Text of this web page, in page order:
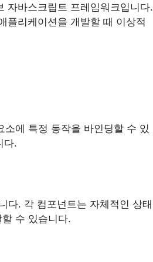
자바스크립트 프레임워크입니다.
플리케이션을 개발할 때 이상적
소에 특정 동작을 바인딩할 수 있
다.
다. 각 컴포넌트는 자체적인 상태
수 있습니다.